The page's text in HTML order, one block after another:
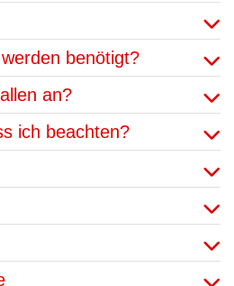
benötigt?
an?
ich beachten?